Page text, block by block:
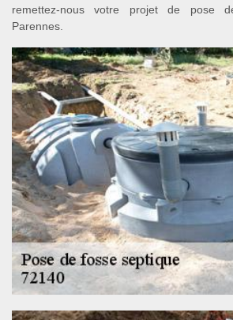
remettez-nous votre projet de pose
Parennes.